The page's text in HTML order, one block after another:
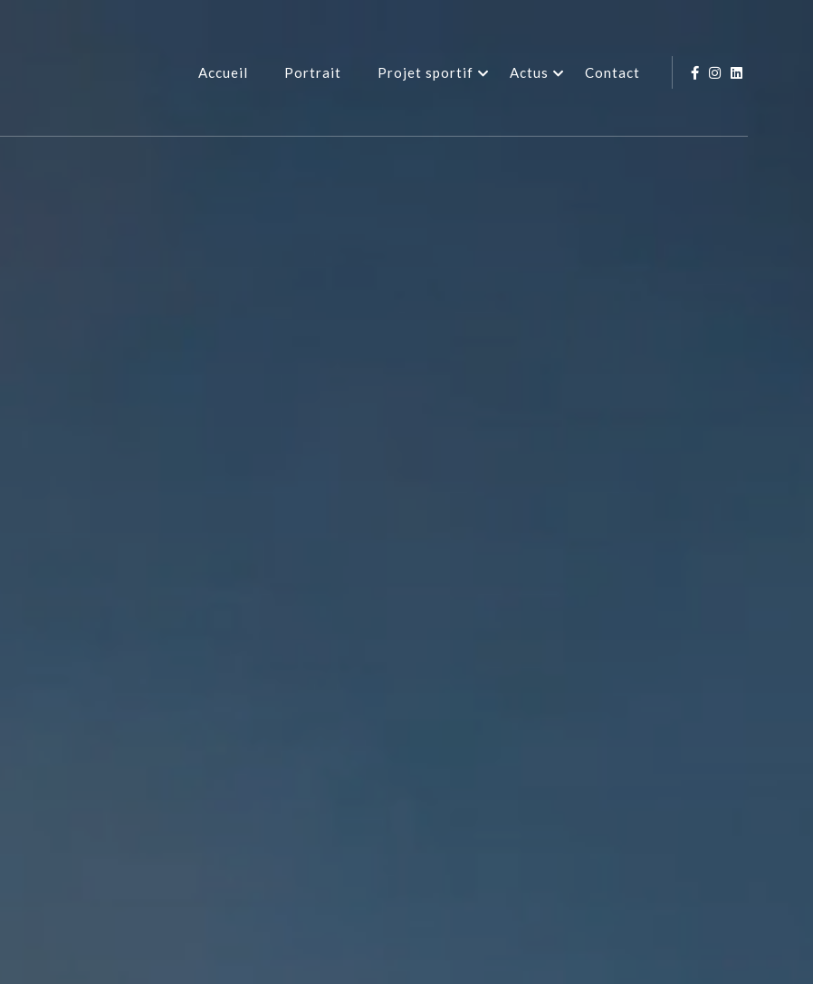
Accueil Portrait Projet sportif Actus Contact